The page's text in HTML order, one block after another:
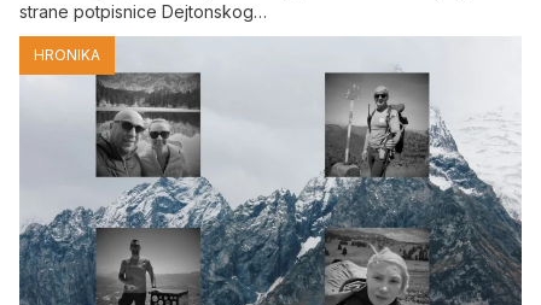
strane potpisnice Dejtonskog…
HRONIKA